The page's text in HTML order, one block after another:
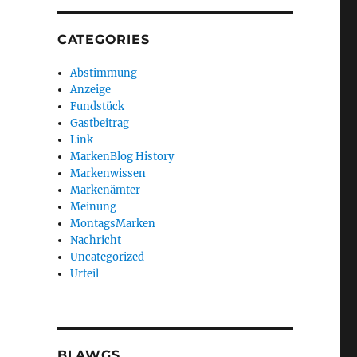
CATEGORIES
Abstimmung
Anzeige
Fundstück
Gastbeitrag
Link
MarkenBlog History
Markenwissen
Markenämter
Meinung
MontagsMarken
Nachricht
Uncategorized
Urteil